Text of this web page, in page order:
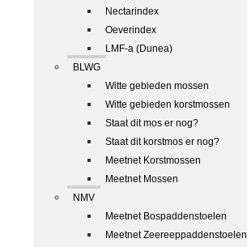
Nectarindex
Oeverindex
LMF-a (Dunea)
BLWG
Witte gebieden mossen
Witte gebieden korstmossen
Staat dit mos er nog?
Staat dit korstmos er nog?
Meetnet Korstmossen
Meetnet Mossen
NMV
Meetnet Bospaddenstoelen
Meetnet Zeereeppaddenstoelen